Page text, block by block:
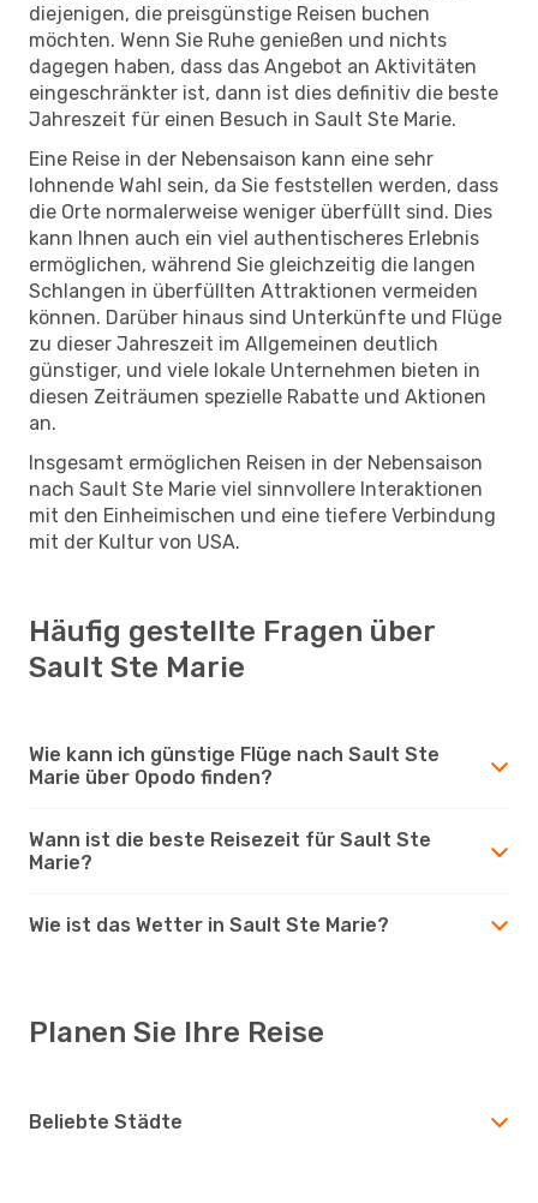
diejenigen, die preisgünstige Reisen buchen
möchten. Wenn Sie Ruhe genießen und nichts
dagegen haben, dass das Angebot an Aktivitäten
eingeschränkter ist, dann ist dies definitiv die beste
Jahreszeit für einen Besuch in Sault Ste Marie.
Eine Reise in der Nebensaison kann eine sehr
lohnende Wahl sein, da Sie feststellen werden, dass
die Orte normalerweise weniger überfüllt sind. Dies
kann Ihnen auch ein viel authentischeres Erlebnis
ermöglichen, während Sie gleichzeitig die langen
Schlangen in überfüllten Attraktionen vermeiden
können. Darüber hinaus sind Unterkünfte und Flüge
zu dieser Jahreszeit im Allgemeinen deutlich
günstiger, und viele lokale Unternehmen bieten in
diesen Zeiträumen spezielle Rabatte und Aktionen
an.
Insgesamt ermöglichen Reisen in der Nebensaison
nach Sault Ste Marie viel sinnvollere Interaktionen
mit den Einheimischen und eine tiefere Verbindung
mit der Kultur von USA.
Häufig gestellte Fragen über
Sault Ste Marie
Wie kann ich günstige Flüge nach Sault Ste
Marie über Opodo finden?
Wann ist die beste Reisezeit für Sault Ste
Marie?
Wie ist das Wetter in Sault Ste Marie?
Planen Sie Ihre Reise
Beliebte Städte